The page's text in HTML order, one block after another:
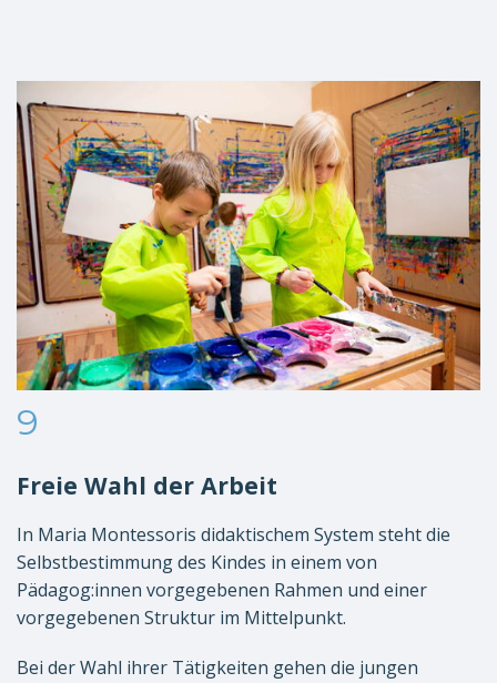
9
Freie Wahl der Arbeit
In Maria Montessoris didaktischem System steht die
Selbstbestimmung des Kindes in einem von
Pädagog:innen vorgegebenen Rahmen und einer
vorgegebenen Struktur im Mittelpunkt.
Bei der Wahl ihrer Tätigkeiten gehen die jungen